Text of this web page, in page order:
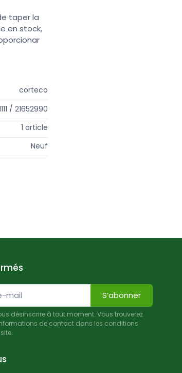
taper la
en stock,
corteco
/ 21652990
1 article
Neuf
S’abonner
désinscrire à tout moment. Vous trouverez
de contact dans les conditions